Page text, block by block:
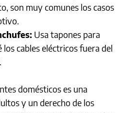
son muy comunes los casos
Usa tapones para
cables eléctricos fuera del
domésticos es una
y un derecho de los